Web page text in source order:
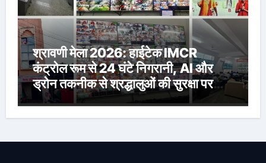
श्रावणी मेला 2026: हाईटेक IMCR
कंट्रोल रूम से 24 घंटे निगरानी, AI और
ड्रोन तकनीक से श्रद्धालुओं की सुरक्षा पर
विशेष नजर